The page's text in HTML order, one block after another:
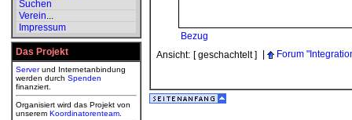
Suchen
Verein...
Impressum
Das Projekt
Serverund Internetanbindung
werden durch Spenden
finanziert.
Organisiert wird das Projekt von
unserem Koordinatorenteam
Bezug
Ansicht: [ geschachtelt ] Forum